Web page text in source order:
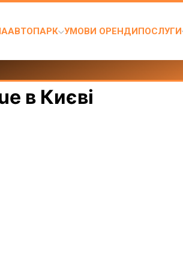
АВТОПАРК УМОВИ ОРЕНДИПОСЛУГИ
в Києві